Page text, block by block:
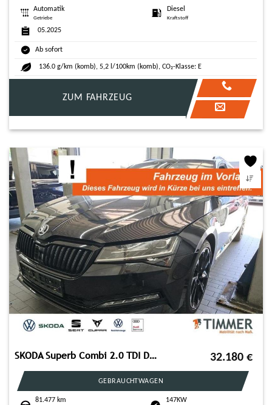
Automatik
Getriebe
Diesel
Kraftstoff
05.2025
Ab sofort
136.0 g/km (komb), 5,2 l/100km (komb), CO₂-Klasse: E
ZUM FAHRZEUG
SKODA Superb Combi 2.0 TDI DSG SPORTLINE +AHK +STHZG + 32.180 €
GEBRAUCHTWAGEN
81.477 km 147KW